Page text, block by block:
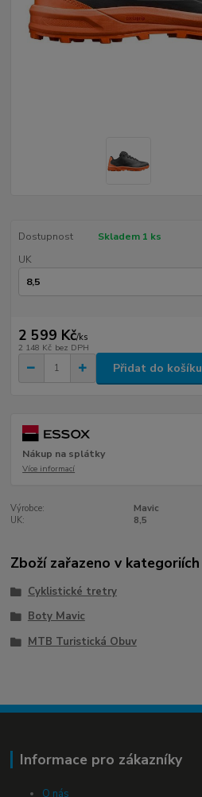
Dostupnost
Skladem 1 ks
UK
2 599 Kč/ks
2 148 Kč bez DPH
Přidat do košíku
Nákup na splátky
Více informací
Výrobce:
Mavic
UK:
8,5
Zboží zařazeno v kategoriích
Cyklistické tretry
Boty Mavic
MTB Turistická Obuv
Informace pro zákazníky
O nás